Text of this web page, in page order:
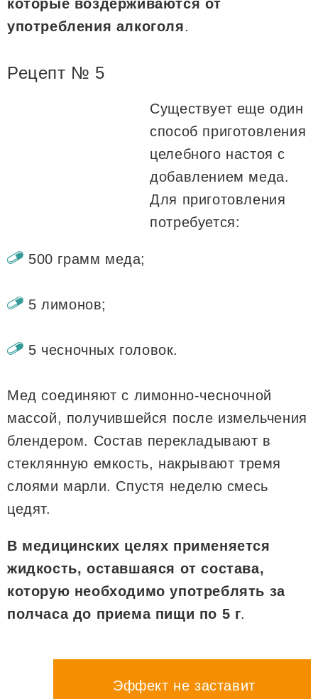
которые воздерживаются от
употребления алкоголя.
Рецепт № 5
Существует еще один
способ приготовления
целебного настоя с
добавлением меда.
Для приготовления
потребуется:
500 грамм меда;
5 лимонов;
5 чесночных головок.
Мед соединяют с лимонно-чесночной
массой, получившейся после измельчения
блендером. Состав перекладывают в
стеклянную емкость, накрывают тремя
слоями марли. Спустя неделю смесь
цедят.
В медицинских целях применяется
жидкость, оставшаяся от состава,
которую необходимо употреблять за
полчаса до приема пищи по 5 г.
Эффект не заставит